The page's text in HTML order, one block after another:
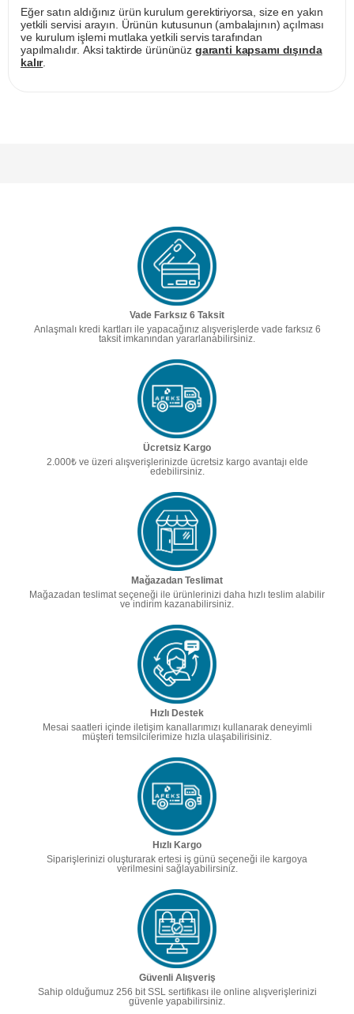
Eğer satın aldığınız ürün kurulum gerektiriyorsa, size en yakın
yetkili servisi arayın. Ürünün kutusunun (ambalajının) açılması
ve kurulum işlemi mutlaka yetkili servis tarafından
yapılmalıdır. Aksi taktirde ürününüz garanti kapsamı dışında
kalır.
Vade Farksız 6 Taksit
Anlaşmalı kredi kartları ile yapacağınız alışverişlerde vade farksız 6
taksit imkanından yararlanabilirsiniz.
Ücretsiz Kargo
2.000₺ ve üzeri alışverişlerinizde ücretsiz kargo avantajı elde
edebilirsiniz.
Mağazadan Teslimat
Mağazadan teslimat seçeneği ile ürünlerinizi daha hızlı teslim alabilir
ve indirim kazanabilirsiniz.
Hızlı Destek
Mesai saatleri içinde iletişim kanallarımızı kullanarak deneyimli
müşteri temsilcilerimize hızla ulaşabilirisiniz.
Hızlı Kargo
Siparişlerinizi oluşturarak ertesi iş günü seçeneği ile kargoya
verilmesini sağlayabilirsiniz.
Güvenli Alışveriş
Sahip olduğumuz 256 bit SSL sertifikası ile online alışverişlerinizi
güvenle yapabilirsiniz.